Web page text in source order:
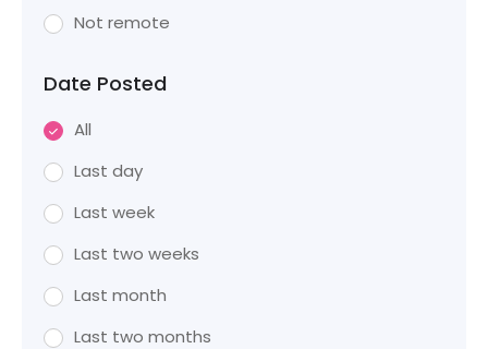
Not remote
Date Posted
All
Last day
Last week
Last two weeks
Last month
Last two months